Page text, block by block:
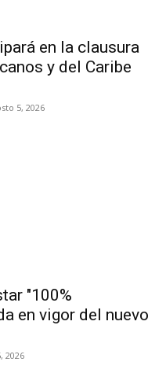
en la clausura
y del Caribe
5, 2026
"100%
en vigor del nuevo
2026